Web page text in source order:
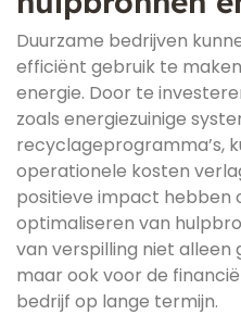
Duurzame bedrijven
efficiënt gebruik te
energie. Door te
zoals energiezuinige
recyclageprogramma’s,
operationele kosten
positieve impact hebben
optimaliseren van
van verspilling niet alleen
maar ook voor de
bedrijf op lange termijn.